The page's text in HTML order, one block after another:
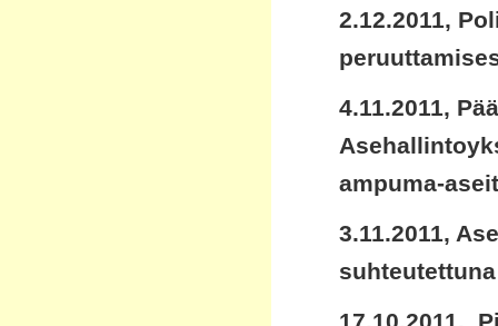
2.12.2011,
4.11.2011,
ampuma-
3.11.2011,